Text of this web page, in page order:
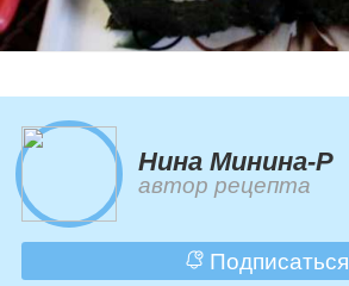
Нина Минина-Р
автор рецепта
Подписаться